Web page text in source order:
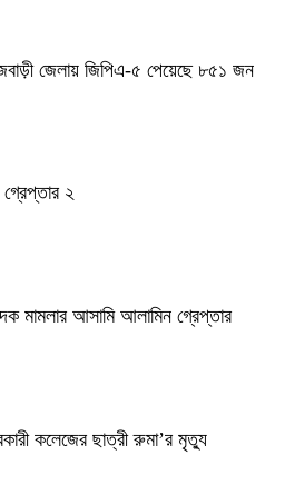
জেলায় জিপিএ-৫ পেয়েছে ৮৫১ জন
গ্রেপ্তার ২
মামলার আসামি আলামিন গ্রেপ্তার
কলেজের ছাত্রী রুমা’র মৃত্যু